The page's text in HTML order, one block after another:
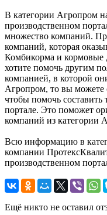
В категории Агропром
производственном
множество компаний.
компаний, которая
Комбикорма и кормовые
хотите помочь другим
компанией, в которой
Агропром, то вы можете
чтобы помочь
портале. Это поможет
компаний из категории
Всю информацию в
компании
производственном
Ещё никто не оставил